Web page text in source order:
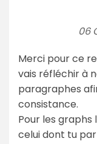
06
Merci pour ce
vais réfléchir à
paragraphes
consistance.
Pour les
celui dont tu